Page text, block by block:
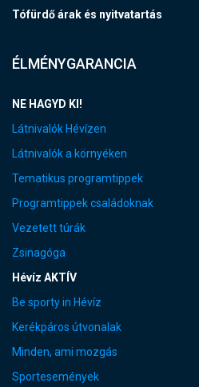
Tófürdő árak és nyitvatartás
ÉLMÉNYGARANCIA
NE HAGYD KI!
Látnivalók Hévízen
Látnivalók a környéken
Tematikus programtippek
Programtippek családoknak
Vezetett túrák
Zsinagóga
Hévíz AKTÍV
Be sporty in Hévíz
Kerékpáros útvonalak
Minden, ami mozgás
Sportesemények